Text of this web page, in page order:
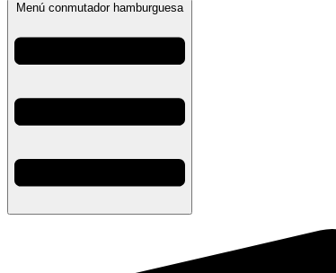
Menú conmutador hamburguesa